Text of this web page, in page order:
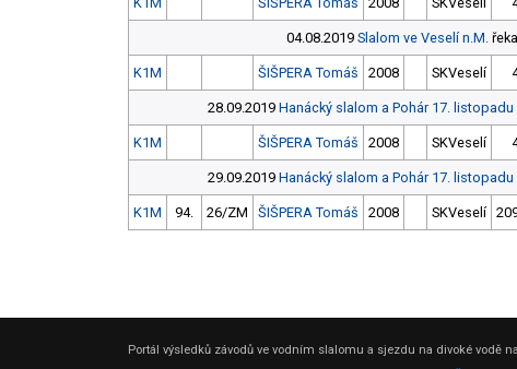
04.08.2019 Slalom ve Veselí n.M.
K1M ŠIŠPERA Tomáš 2008 SKVeselí
28.09.2019 Hanácký slalom a Pohár 17. listopadu
K1M ŠIŠPERA Tomáš 2008 SKVeselí
29.09.2019 Hanácký slalom a Pohár 17. listopadu
K1M 94. 26/ZM ŠIŠPERA Tomáš 2008 SKVeselí
Portál výsledků závodů ve vodním slalomu a sjezdu na divoké vodě